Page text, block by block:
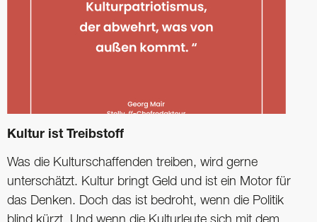
Kultur ist Treibstoff
Was die Kulturschaffenden treiben, wird gerne
unterschätzt. Kultur bringt Geld und ist ein Motor für
das Denken. Doch das ist bedroht, wenn die Politik